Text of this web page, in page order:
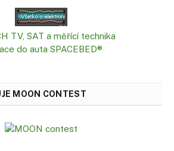
TV, SAT a měřící technika
do auta SPACEBED®
MOON CONTEST